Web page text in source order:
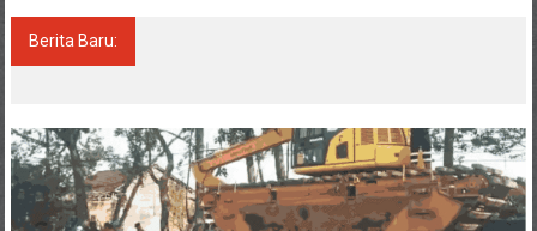
Berita Baru: